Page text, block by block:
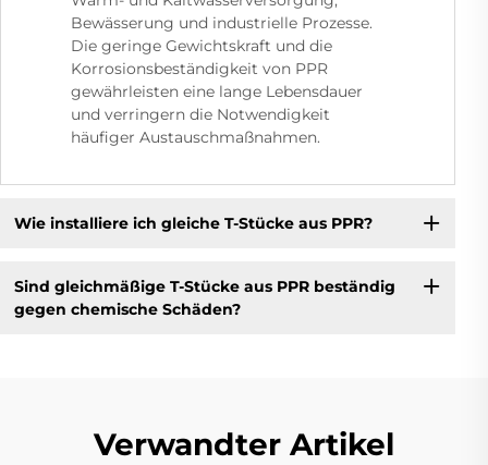
Bewässerung und industrielle Prozesse.
Die geringe Gewichtskraft und die
Korrosionsbeständigkeit von PPR
gewährleisten eine lange Lebensdauer
und verringern die Notwendigkeit
häufiger Austauschmaßnahmen.
Wie installiere ich gleiche T-Stücke aus PPR?
Sind gleichmäßige T-Stücke aus PPR beständig
gegen chemische Schäden?
Verwandter Artikel